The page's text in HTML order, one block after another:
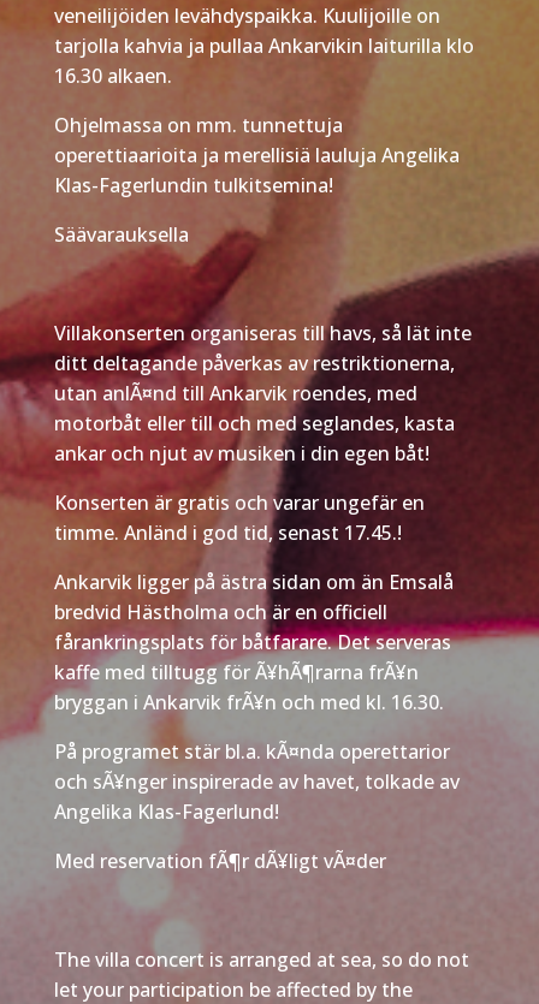
veneilijöiden levähdyspaikka. Kuulijoille on
tarjolla kahvia ja pullaa Ankarvikin laiturilla klo
16.30 alkaen.
Ohjelmassa on mm. tunnettuja
operettiaarioita ja merellisiä lauluja Angelika
Klas-Fagerlundin tulkitsemina!
Säävarauksella
Villakonserten organiseras till havs, så lät inte
ditt deltagande påverkas av restriktionerna,
utan anlÃ¤nd till Ankarvik roendes, med
motorbåt eller till och med seglandes, kasta
ankar och njut av musiken i din egen båt!
Konserten är gratis och varar ungefär en
timme. Anländ i god tid, senast 17.45.!
Ankarvik ligger på ästra sidan om än Emsalå
bredvid Hästholma och är en officiell
fårankringsplats för båtfarare. Det serveras
kaffe med tilltugg för Ã¥hÃ¶rarna frÃ¥n
bryggan i Ankarvik frÃ¥n och med kl. 16.30.
På programet stär bl.a. kÃ¤nda operettarior
och sÃ¥nger inspirerade av havet, tolkade av
Angelika Klas-Fagerlund!
Med reservation fÃ¶r dÃ¥ligt vÃ¤der
The villa concert is arranged at sea, so do not
let your participation be affected by the